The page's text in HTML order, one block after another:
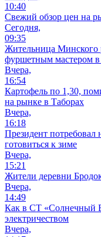
10:40
Свежий обзор цен на
Сегодня,
09:35
Жительница Минского
фуршетным мастером в
Вчера,
16:54
Картофель по 1,30,
на рынке в Таборах
Вчера,
16:18
Президент потребовал
готовиться к зиме
Вчера,
15:21
Жители деревни
Вчера,
14:49
Как в СТ «Солнечный
электричеством
Вчера,